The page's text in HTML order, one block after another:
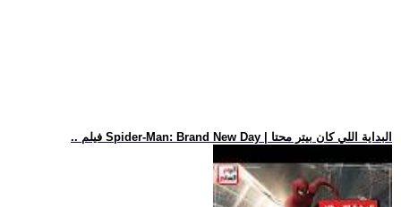
.. فيلم Spider-Man: Brand New Day | البداية اللي كان بيتر محتا